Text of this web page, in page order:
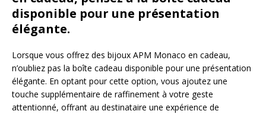
disponible pour une présentation
élégante.
Lorsque vous offrez des bijoux APM Monaco en cadeau,
n’oubliez pas la boîte cadeau disponible pour une présentation
élégante. En optant pour cette option, vous ajoutez une
touche supplémentaire de raffinement à votre geste
attentionné, offrant au destinataire une expérience de